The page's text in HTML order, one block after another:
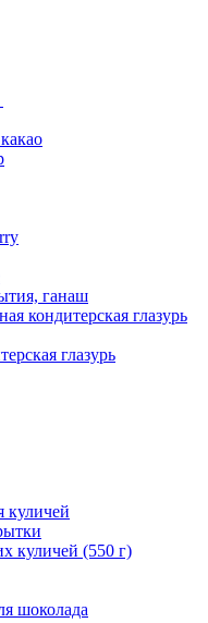
ганаш
кондитерская глазурь
глазурь
куличей
куличей (550 г)
шоколада